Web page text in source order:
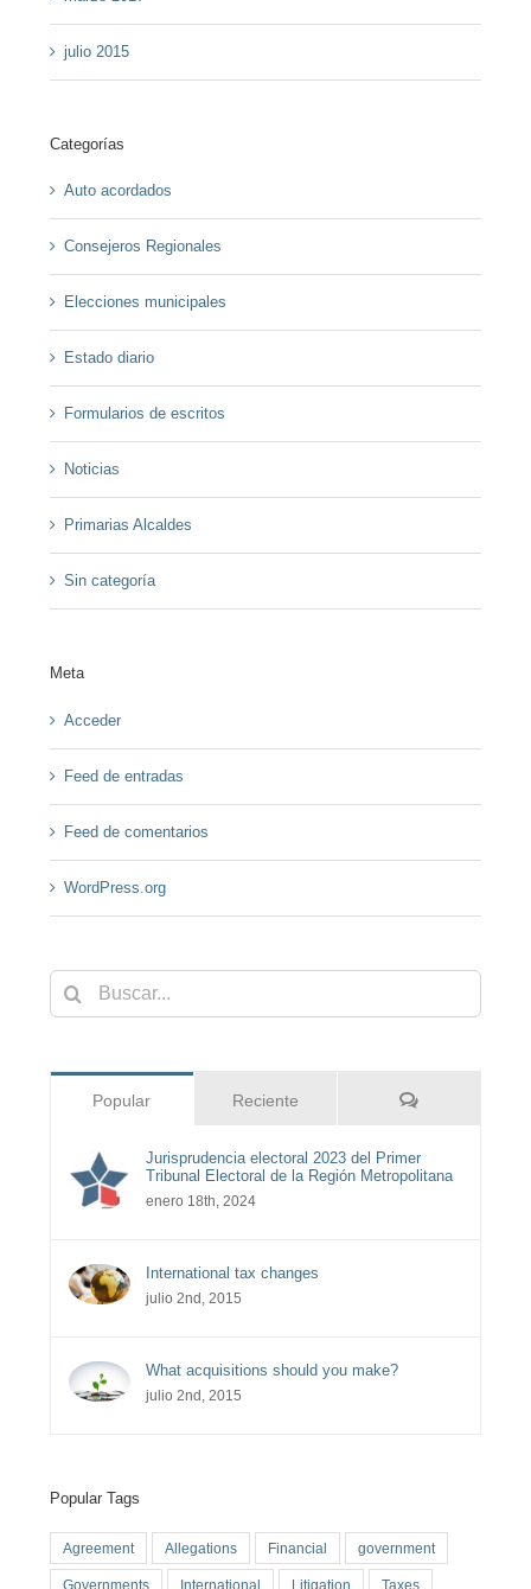
julio 2015
Categorías
Auto acordados
Consejeros Regionales
Elecciones municipales
Estado diario
Formularios de escritos
Noticias
Primarias Alcaldes
Sin categoría
Meta
Acceder
Feed de entradas
Feed de comentarios
WordPress.org
Buscar:
Popular Reciente Comentarios
Jurisprudencia electoral 2023 del Primer
Tribunal Electoral de la Región Metropolitana
enero 18th, 2024
International tax changes
julio 2nd, 2015
What acquisitions should you make?
julio 2nd, 2015
Popular Tags
Agreement Allegations Financial government
Governments International Litigation Taxes